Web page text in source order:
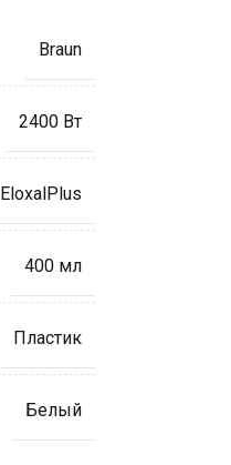
Braun
2400 Вт
EloxalPlus
400 мл
Пластик
Белый